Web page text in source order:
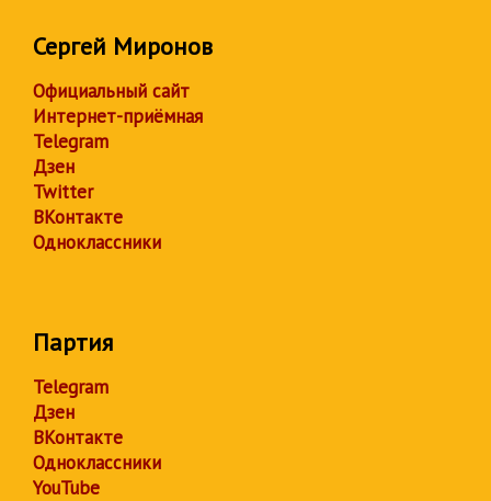
Сергей Миронов
Официальный сайт
Интернет-приёмная
Telegram
Дзен
Twitter
ВКонтакте
Одноклассники
Партия
Telegram
Дзен
ВКонтакте
Одноклассники
YouTube